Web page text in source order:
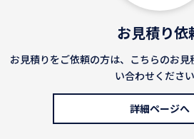
お見積り依
お見積りをご依頼の方は、こちらのお
い合わせください
詳細ページへ